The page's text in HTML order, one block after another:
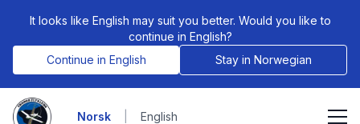
It looks like English may suit you better. Would you like to
continue in English?
Continue in English
Stay in Norwegian
Norsk English